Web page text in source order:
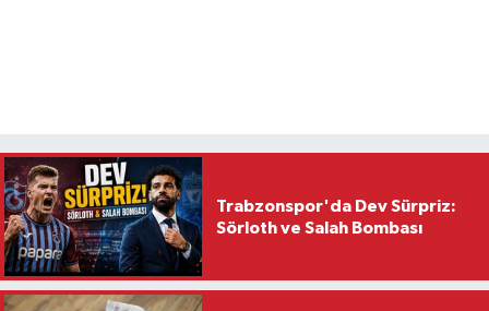
Trabzonspor'da Dev Sürpriz:
Sörloth ve Salah Bombası